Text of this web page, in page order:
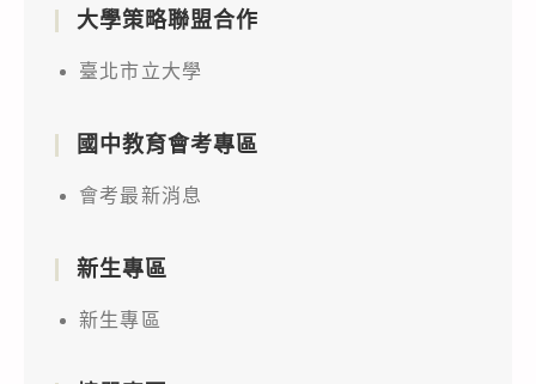
大學策略聯盟合作
臺北市立大學
國中教育會考專區
會考最新消息
新生專區
新生專區